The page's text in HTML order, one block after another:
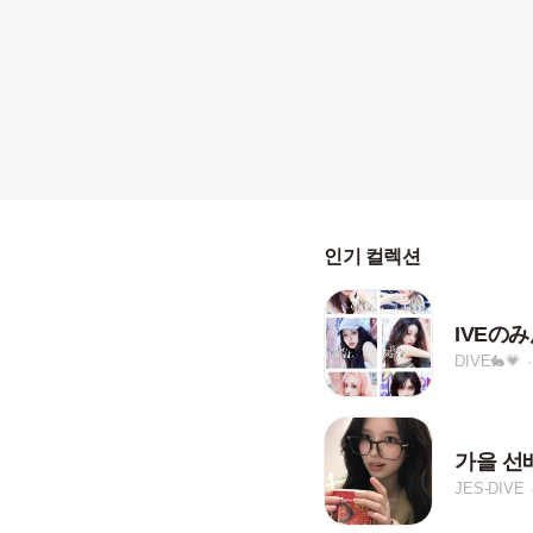
인기 컬렉션
IVEの
DIVE🐇💗
가을 선
JES-DIVE